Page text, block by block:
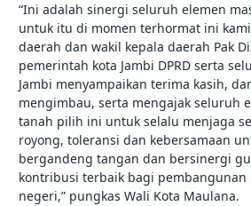
“Ini adalah sinergi seluruh elemen
untuk itu di momen terhormat ini
daerah dan wakil kepala daerah Pak
pemerintah kota Jambi DPRD serta
Jambi menyampaikan terima kasih,
mengimbau, serta mengajak seluruh
tanah pilih ini untuk selalu menjaga
royong, toleransi dan kebersamaan
bergandeng tangan dan bersinergi
kontribusi terbaik bagi pembangunan
negeri,” pungkas Wali Kota Maulana.